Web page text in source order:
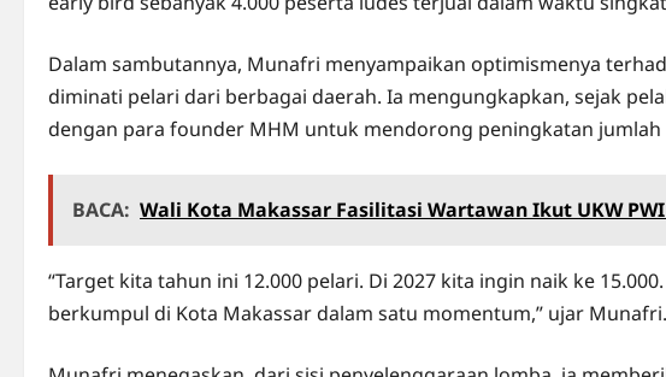
Dalam sambutannya, Munafri menyampaikan optimismenya
diminati pelari dari berbagai daerah. Ia mengungkapkan, sejak
dengan para founder MHM untuk mendorong peningkatan jumlah
BACA: Wali Kota Makassar Fasilitasi Wartawan Ikut UKW
“Target kita tahun ini 12.000 pelari. Di 2027 kita ingin naik ke
berkumpul di Kota Makassar dalam satu momentum,” ujar Munafri.